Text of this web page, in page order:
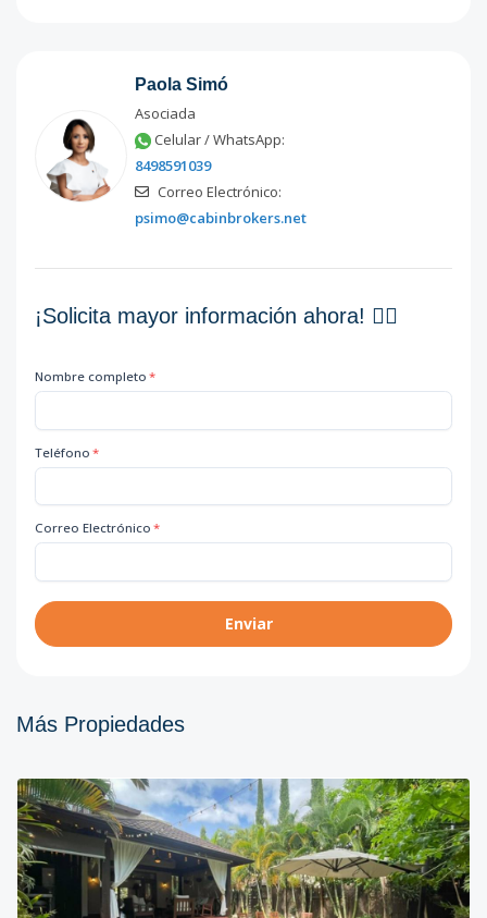
Paola Simó
Asociada
Celular / WhatsApp:
8498591039
Correo Electrónico:
psimo@cabinbrokers.net
¡Solicita mayor información ahora! 👇🏽
Nombre completo *
Teléfono *
Correo Electrónico *
Enviar
Más Propiedades